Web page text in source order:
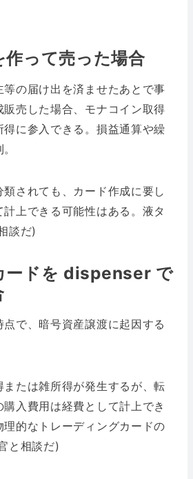
って売った場合
の届け出を済ませたあとで事
売した場合、モナコイン取得
に参入できる。損益通算や繰
されても、カード作成に要し
上できる可能性はある。液タ
談だ)
ードを dispenser で
で、暗号資産譲渡に起因する
たは雑所得が発生するが、転
入費用は経費として計上でき
理的なトレーディングカードの
と相談だ)